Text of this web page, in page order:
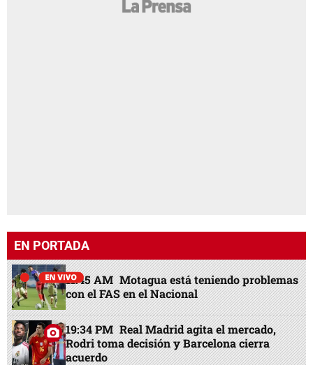
EN PORTADA
11:45 AM Motagua está teniendo problemas
con el FAS en el Nacional
19:34 PM Real Madrid agita el mercado,
Rodri toma decisión y Barcelona cierra
acuerdo